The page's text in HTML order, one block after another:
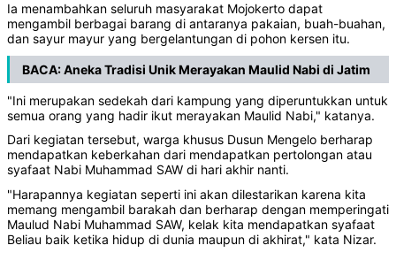
Ia menambahkan seluruh masyarakat Mojokerto dapat
mengambil berbagai barang di antaranya pakaian, buah-buahan,
dan sayur mayur yang bergelantungan di pohon kersen itu.
BACA:Aneka Tradisi Unik Merayakan Maulid Nabi di Jatim
"Ini merupakan sedekah dari kampung yang diperuntukkan untuk
semua orang yang hadir ikut merayakan Maulid Nabi," katanya.
Dari kegiatan tersebut, warga khusus Dusun Mengelo berharap
mendapatkan keberkahan dari mendapatkan pertolongan atau
syafaat Nabi Muhammad SAW di hari akhir nanti.
"Harapannya kegiatan seperti ini akan dilestarikan karena kita
memang mengambil barakah dan berharap dengan memperingati
Maulud Nabi Muhammad SAW, kelak kita mendapatkan syafaat
Beliau baik ketika hidup di dunia maupun di akhirat," kata Nizar.